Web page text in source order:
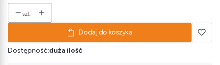
szt.
Dodaj do koszyka
Dostępność:duża ilość